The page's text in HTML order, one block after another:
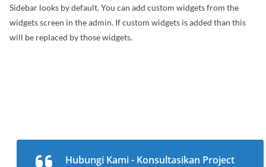
Sidebar looks by default. You can add custom widgets from the
widgets screen in the admin. If custom widgets is added than this
will be replaced by those widgets.
Hubungi Kami - Konsultasikan Project